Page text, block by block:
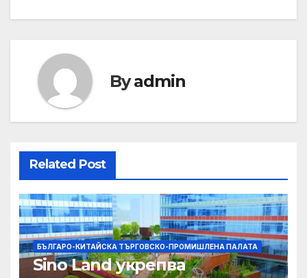
Byadmin
Related Post
БЪЛГАРО-КИТАЙСКА ТЪРГОВСКО-ПРОМИШЛЕНА ПАЛАТА
Sino Land укрепва